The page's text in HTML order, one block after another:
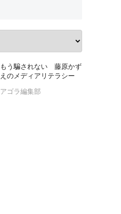
もう騙されない 藤原かず
えのメディアリテラシー
アゴラ編集部